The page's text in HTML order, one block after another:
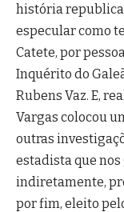
história
especular como
Catete, por
Inquérito do
Rubens Vaz. E,
Vargas colocou
outras
estadista que
indiretamente,
por fim, eleito